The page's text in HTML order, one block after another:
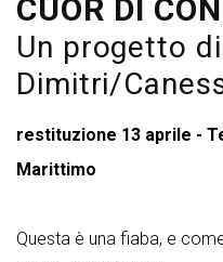
CUOR DI
Un progetto
Dimitri/
restituzione 13 aprile -
Marittimo
Questa è una fiaba, e